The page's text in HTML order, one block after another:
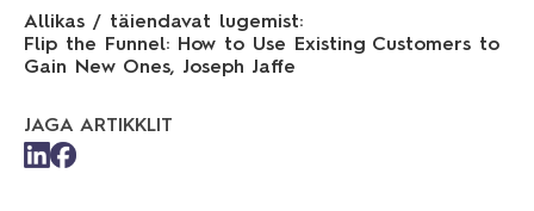
Allikas / täiendavat lugemist:
Flip the Funnel: How to Use Existing Customers to
Gain New Ones, Joseph Jaffe
JAGA ARTIKKLIT